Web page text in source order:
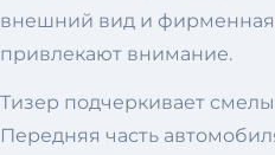
внешний вид и фирменная
привлекают внимание.
Тизер подчеркивает
Передняя часть